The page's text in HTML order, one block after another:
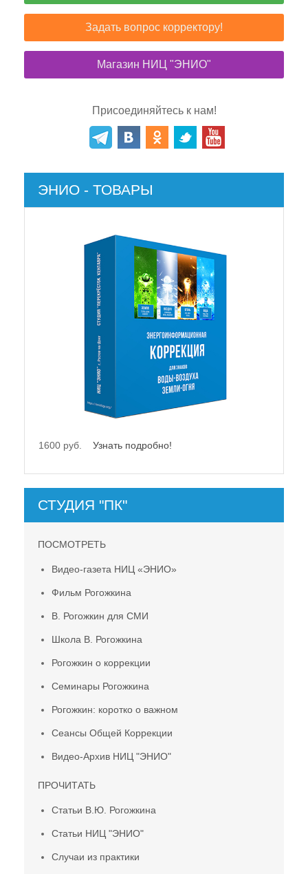
Задать вопрос корректору!
Магазин НИЦ "ЭНИО"
Присоединяйтесь к нам!
ЭНИО - ТОВАРЫ
1600 руб. Узнать подробно!
СТУДИЯ "ПК"
ПОСМОТРЕТЬ
Видео-газета НИЦ «ЭНИО»
Фильм Рогожкина
В. Рогожкин для СМИ
Школа В. Рогожкина
Рогожкин о коррекции
Семинары Рогожкина
Рогожкин: коротко о важном
Сеансы Общей Коррекции
Видео-Архив НИЦ "ЭНИО"
ПРОЧИТАТЬ
Статьи В.Ю. Рогожкина
Статьи НИЦ "ЭНИО"
Случаи из практики